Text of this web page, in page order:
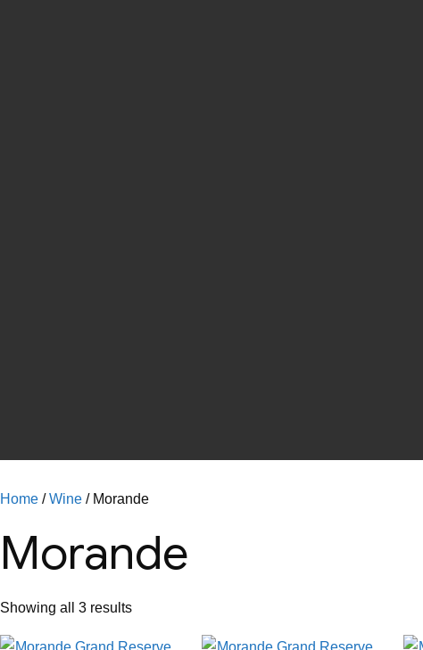
Home /Wine / Morande
Morande
Showing all 3 results